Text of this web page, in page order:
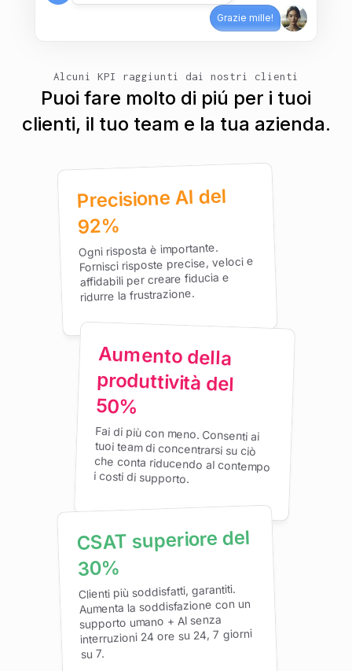
Grazie mille!
Alcuni KPI raggiunti dai nostri clienti
Puoi fare molto di piú per i tuoi
clienti, il tuo team e la tua azienda.
Precisione AI del
92%
Ogni risposta è importante.
Fornisci risposte precise, veloci e
affidabili per creare fiducia e
ridurre la frustrazione.
Aumento della
produttività del
50%
Fai di più con meno. Consenti ai
tuoi team di concentrarsi su ciò
che conta riducendo al contempo
i costi di supporto.
CSAT superiore del
30%
Clienti più soddisfatti, garantiti.
Aumenta la soddisfazione con un
supporto umano + AI senza
interruzioni 24 ore su 24, 7 giorni
su 7.